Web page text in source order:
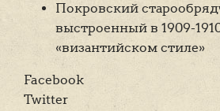
Покровский
выстроенный в 1909-1910
«византийском стиле»
Facebook
Twitter